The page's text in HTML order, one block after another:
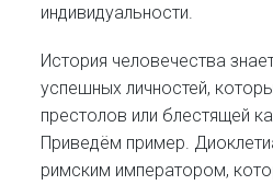
индивидуальности.
История человечества
успешных личностей,
престолов или блестящей
Приведём пример.
римским императором,